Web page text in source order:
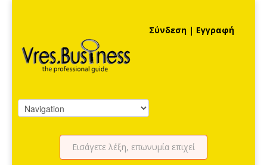
Σύνδεση | Εγγραφή